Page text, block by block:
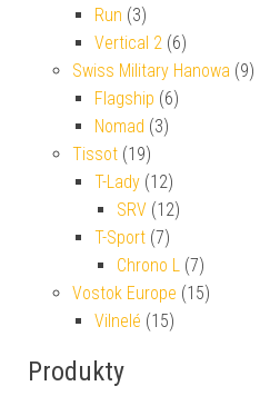
Run (3)
Vertical 2 (6)
Swiss Military Hanowa (9)
Flagship (6)
Nomad (3)
Tissot (19)
T-Lady (12)
SRV (12)
T-Sport (7)
Chrono L (7)
Vostok Europe (15)
Vilnelé (15)
Produkty